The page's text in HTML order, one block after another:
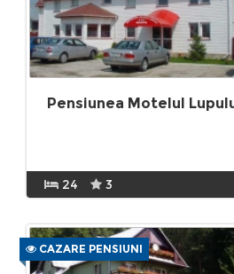
Pensiunea Motelul
24 3
CAZARE PENSIUNI